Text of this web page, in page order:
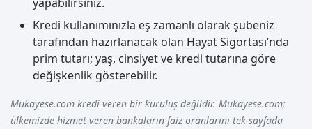
Kredi kullanımınızla eş zamanlı olarak şubeniz
tarafından hazırlanacak olan Hayat Sigortası’nda
prim tutarı; yaş, cinsiyet ve kredi tutarına göre
değişkenlik gösterebilir.
Mukayese.com kredi veren bir kuruluş değildir. Mukayese.com;
ülkemizde hizmet veren bankaların faiz oranlarını tek sayfada